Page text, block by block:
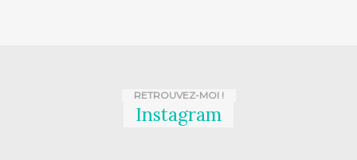
RETROUVEZ-MOI !
Instagram